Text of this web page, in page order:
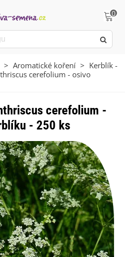
0
> Aromatické koření > Kerblík -
cerefolium - osivo
cerefolium -
- 250 ks